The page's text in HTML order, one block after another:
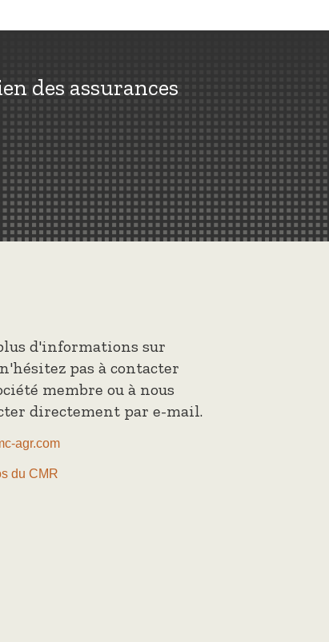
des assurances
d'informations sur
pas à contacter
membre ou à nous
directement par e-mail.
agr.com
du CMR